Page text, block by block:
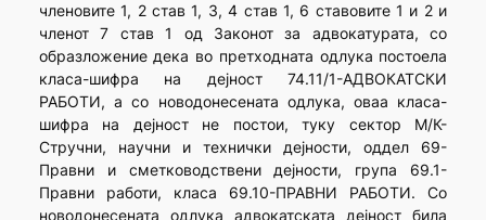
членовите 1, 2 став 1, 3, 4 став 1, 6 ставовите 1 и 2 и
членот 7 став 1 од Законот за адвокатурата, со
образложение дека во претходната одлука постоела
класа-шифра на дејност 74.11/1-АДВОКАТСКИ
РАБОТИ, а со новодонесената одлука, оваа класа-
шифра на дејност не постои, туку сектор М/К-
Стручни, научни и технички дејности, оддел 69-
Правни и сметководствени дејности, група 69.1-
Правни работи, класа 69.10-ПРАВНИ РАБОТИ. Со
новодонесената одлука адвокатската дејност била